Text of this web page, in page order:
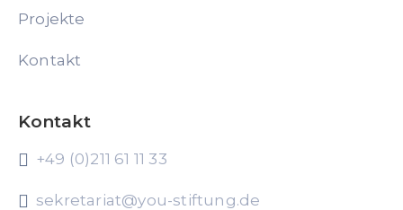
Projekte
Kontakt
Kontakt
+49 (0)211 61 11 33
sekretariat@you-stiftung.de